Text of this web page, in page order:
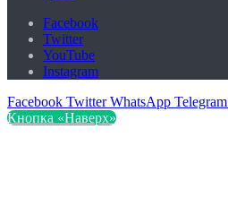
Facebook
Twitter
YouTube
Instagram
Facebook Twitter WhatsApp Telegram
Кнопка «Наверх»